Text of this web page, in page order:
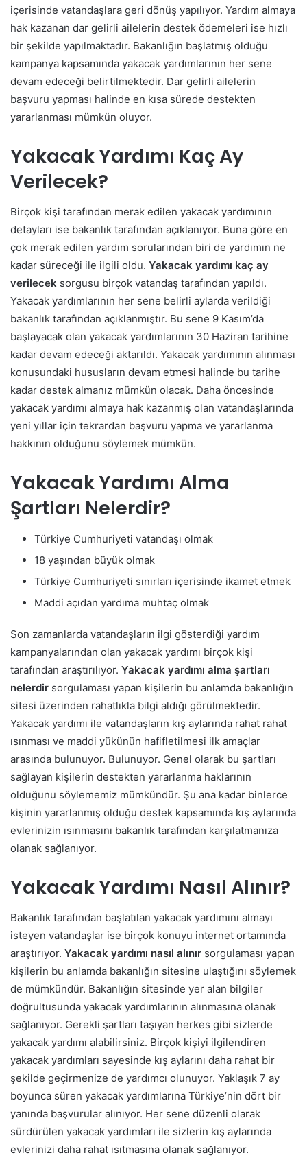
içerisinde vatandaşlara geri dönüş yapılıyor. Yardım almaya
hak kazanan dar gelirli ailelerin destek ödemeleri ise hızlı
bir şekilde yapılmaktadır. Bakanlığın başlatmış olduğu
kampanya kapsamında yakacak yardımlarının her sene
devam edeceği belirtilmektedir. Dar gelirli ailelerin
başvuru yapması halinde en kısa sürede destekten
yararlanması mümkün oluyor.
Yakacak Yardımı Kaç Ay
Verilecek?
Birçok kişi tarafından merak edilen yakacak yardımının
detayları ise bakanlık tarafından açıklanıyor. Buna göre en
çok merak edilen yardım sorularından biri de yardımın ne
kadar süreceği ile ilgili oldu. Yakacak yardımı kaç ay
verilecek sorgusu birçok vatandaş tarafından yapıldı.
Yakacak yardımlarının her sene belirli aylarda verildiği
bakanlık tarafından açıklanmıştır. Bu sene 9 Kasım’da
başlayacak olan yakacak yardımlarının 30 Haziran tarihine
kadar devam edeceği aktarıldı. Yakacak yardımının alınması
konusundaki hususların devam etmesi halinde bu tarihe
kadar destek almanız mümkün olacak. Daha öncesinde
yakacak yardımı almaya hak kazanmış olan vatandaşlarında
yeni yıllar için tekrardan başvuru yapma ve yararlanma
hakkının olduğunu söylemek mümkün.
Yakacak Yardımı Alma
Şartları Nelerdir?
Türkiye Cumhuriyeti vatandaşı olmak
18 yaşından büyük olmak
Türkiye Cumhuriyeti sınırları içerisinde ikamet etmek
Maddi açıdan yardıma muhtaç olmak
Son zamanlarda vatandaşların ilgi gösterdiği yardım
kampanyalarından olan yakacak yardımı birçok kişi
tarafından araştırılıyor. Yakacak yardımı alma şartları
nelerdir sorgulaması yapan kişilerin bu anlamda bakanlığın
sitesi üzerinden rahatlıkla bilgi aldığı görülmektedir.
Yakacak yardımı ile vatandaşların kış aylarında rahat rahat
ısınması ve maddi yükünün hafifletilmesi ilk amaçlar
arasında bulunuyor. Bulunuyor. Genel olarak bu şartları
sağlayan kişilerin destekten yararlanma haklarının
olduğunu söylememiz mümkündür. Şu ana kadar binlerce
kişinin yararlanmış olduğu destek kapsamında kış aylarında
evlerinizin ısınmasını bakanlık tarafından karşılatmanıza
olanak sağlanıyor.
Yakacak Yardımı Nasıl Alınır?
Bakanlık tarafından başlatılan yakacak yardımını almayı
isteyen vatandaşlar ise birçok konuyu internet ortamında
araştırıyor. Yakacak yardımı nasıl alınır sorgulaması yapan
kişilerin bu anlamda bakanlığın sitesine ulaştığını söylemek
de mümkündür. Bakanlığın sitesinde yer alan bilgiler
doğrultusunda yakacak yardımlarının alınmasına olanak
sağlanıyor. Gerekli şartları taşıyan herkes gibi sizlerde
yakacak yardımı alabilirsiniz. Birçok kişiyi ilgilendiren
yakacak yardımları sayesinde kış aylarını daha rahat bir
şekilde geçirmenize de yardımcı olunuyor. Yaklaşık 7 ay
boyunca süren yakacak yardımlarına Türkiye’nin dört bir
yanında başvurular alınıyor. Her sene düzenli olarak
sürdürülen yakacak yardımları ile sizlerin kış aylarında
evlerinizi daha rahat ısıtmasına olanak sağlanıyor.